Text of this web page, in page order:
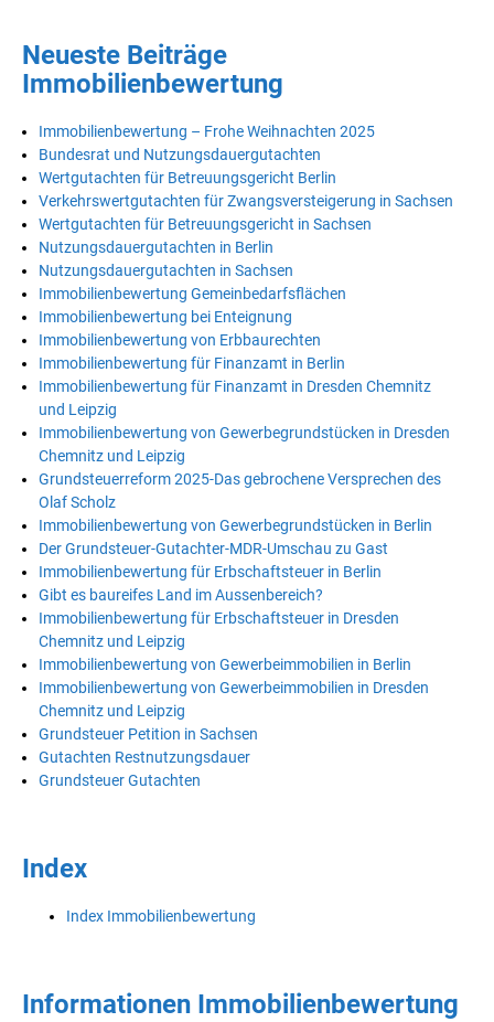
Neueste Beiträge
Immobilienbewertung
Immobilienbewertung – Frohe Weihnachten 2025
Bundesrat und Nutzungsdauergutachten
Wertgutachten für Betreuungsgericht Berlin
Verkehrswertgutachten für Zwangsversteigerung in Sachsen
Wertgutachten für Betreuungsgericht in Sachsen
Nutzungsdauergutachten in Berlin
Nutzungsdauergutachten in Sachsen
Immobilienbewertung Gemeinbedarfsflächen
Immobilienbewertung bei Enteignung
Immobilienbewertung von Erbbaurechten
Immobilienbewertung für Finanzamt in Berlin
Immobilienbewertung für Finanzamt in Dresden Chemnitz
und Leipzig
Immobilienbewertung von Gewerbegrundstücken in Dresden
Chemnitz und Leipzig
Grundsteuerreform 2025-Das gebrochene Versprechen des
Olaf Scholz
Immobilienbewertung von Gewerbegrundstücken in Berlin
Der Grundsteuer-Gutachter-MDR-Umschau zu Gast
Immobilienbewertung für Erbschaftsteuer in Berlin
Gibt es baureifes Land im Aussenbereich?
Immobilienbewertung für Erbschaftsteuer in Dresden
Chemnitz und Leipzig
Immobilienbewertung von Gewerbeimmobilien in Berlin
Immobilienbewertung von Gewerbeimmobilien in Dresden
Chemnitz und Leipzig
Grundsteuer Petition in Sachsen
Gutachten Restnutzungsdauer
Grundsteuer Gutachten
Index
Index Immobilienbewertung
Informationen Immobilienbewertung